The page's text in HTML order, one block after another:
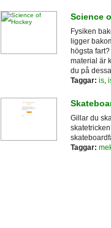
Science
Fysiken
ligger
högsta
material är
du på
Taggar: is,
Gillar du
Taggar: